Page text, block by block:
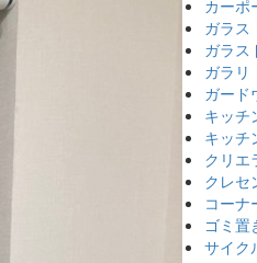
カーポ
ガラス
ガラス
ガラリ
ガード
キッチ
キッチ
クリエ
クレセ
コーナ
ゴミ置
サイク